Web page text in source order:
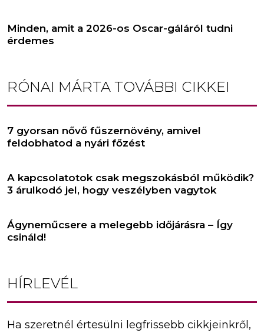
Minden, amit a 2026-os Oscar-gáláról tudni
érdemes
RÓNAI MÁRTA TOVÁBBI CIKKEI
7 gyorsan nővő fűszernövény, amivel
feldobhatod a nyári főzést
A kapcsolatotok csak megszokásból működik?
3 árulkodó jel, hogy veszélyben vagytok
Ágyneműcsere a melegebb időjárásra – Így
csináld!
HÍRLEVÉL
Ha szeretnél értesülni legfrissebb cikkjeinkről,